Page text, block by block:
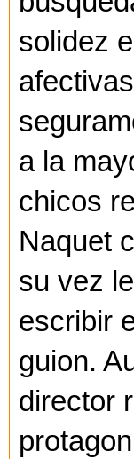
solidez
a la
chicos
Naquet
su vez
escribir
guion.
director